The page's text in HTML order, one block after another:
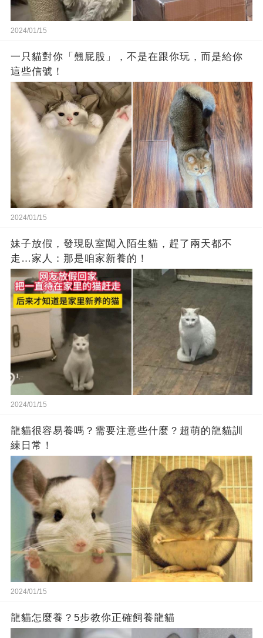
2024/01/15
一只貓對你「翹屁股」，不是在跟你玩，而是給你
這些信號！
2024/01/15
妹子放假，發現臥室闖入陌生貓，趕了兩天都不
走…家人：那是咱家新養的！
2024/01/15
龍貓很容易養嗎？需要注意些什麼？超萌的龍貓訓
練日常！
2024/01/15
龍貓怎麼養？5步教你正確飼養龍貓